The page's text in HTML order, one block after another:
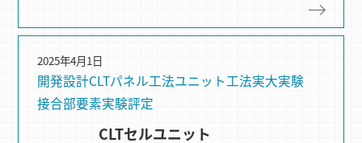
開発設計CLTパネル⼯法ユニット工法実大実験
接合部要素実験評定
2025年4月1日
CLTセルユニット